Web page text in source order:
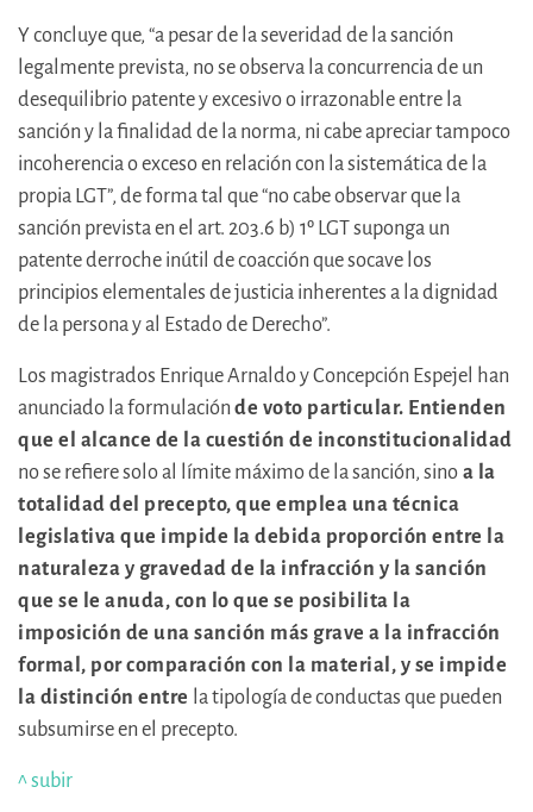
Y concluye que, “a pesar de la severidad de la sanción
legalmente prevista, no se observa la concurrencia de un
desequilibrio patente y excesivo o irrazonable entre la
sanción y la finalidad de la norma, ni cabe apreciar tampoco
incoherencia o exceso en relación con la sistemática de la
propia LGT”, de forma tal que “no cabe observar que la
sanción prevista en el art. 203.6 b) 1º LGT suponga un
patente derroche inútil de coacción que socave los
principios elementales de justicia inherentes a la dignidad
de la persona y al Estado de Derecho”.
Los magistrados Enrique Arnaldo y Concepción Espejel han
anunciado la formulaciónde voto particular. Entienden
que el alcance de la cuestión de inconstitucionalidad
no se refiere solo al límite máximo de la sanción, sino a la
totalidad del precepto, que emplea una técnica
legislativa que impide la debida proporción entre la
naturaleza y gravedad de la infracción y la sanción
que se le anuda, con lo que se posibilita la
imposición de una sanción más grave a la infracción
formal, por comparación con la material, y se impide
la distinción entre la tipología de conductas que pueden
subsumirse en el precepto.
^ subir